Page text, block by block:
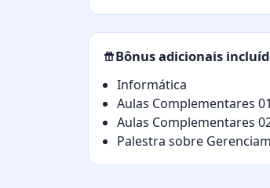
Bônus adicionais
Informática
Aulas Complementares 01
Aulas Complementares
Palestra sobre